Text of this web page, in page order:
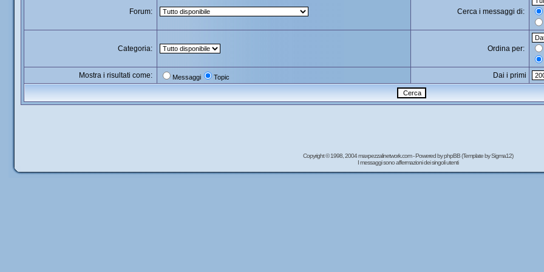
Forum: Cerca i messaggi di:
Categoria: Ordina per:
Mostra i risultati come: Messaggi Topic Dai i primi
Copyright © 1998, 2004 maxpezzalinetwork.com - Powered byphpBB(Template by Sigma12)
I messaggi sono affermazioni dei singoli utenti